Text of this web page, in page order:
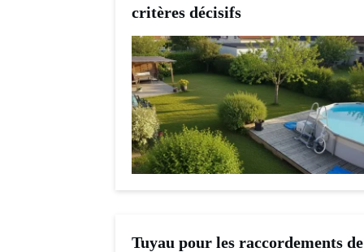
critères décisifs
Tuyau pour les raccordements